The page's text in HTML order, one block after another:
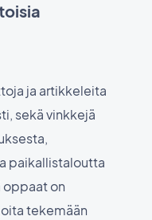
ja artikkeleita
sekä vinkkejä
paikallistaloutta
on
tekemään